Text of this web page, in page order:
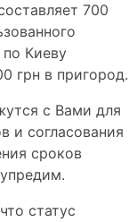
700
Киеву
грн в пригород.
с Вами для
и согласования
сроков
статус